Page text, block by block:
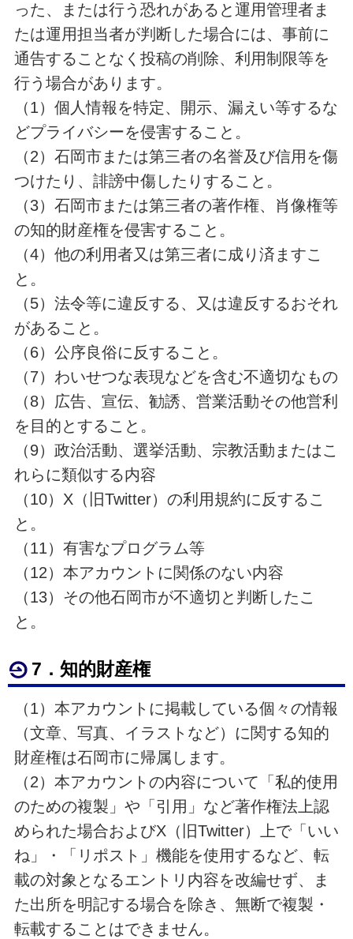
った、または行う恐れがあると運用管理者ま
たは運用担当者が判断した場合には、事前に
通告することなく投稿の削除、利用制限等を
行う場合があります。
（1）個人情報を特定、開示、漏えい等するな
どプライバシーを侵害すること。
（2）石岡市または第三者の名誉及び信用を傷
つけたり、誹謗中傷したりすること。
（3）石岡市または第三者の著作権、肖像権等
の知的財産権を侵害すること。
（4）他の利用者又は第三者に成り済ますこ
と。
（5）法令等に違反する、又は違反するおそれ
があること。
（6）公序良俗に反すること。
（7）わいせつな表現などを含む不適切なもの
（8）広告、宣伝、勧誘、営業活動その他営利
を目的とすること。
（9）政治活動、選挙活動、宗教活動またはこ
れらに類似する内容
（10） X（旧Twitter） の利用規約に反するこ
と。
（11）有害なプログラム等
（12）本アカウントに関係のない内容
（13）その他石岡市が不適切と判断したこ
と。
7．知的財産権
（1）本アカウントに掲載している個々の情報
（文章、写真、イラストなど）に関する知的
財産権は石岡市に帰属します。
（2）本アカウントの内容について「私的使用
のための複製」や「引用」など著作権法上認
められた場合およびX（旧Twitter） 上で「いい
ね」・「リポスト」機能を使用するなど、転
載の対象となるエントリ内容を改編せず、ま
た出所を明記する場合を除き、無断で複製・
転載することはできません。